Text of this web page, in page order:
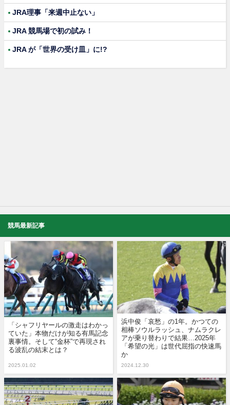
JRA理事「来週中止ない」
JRA 競馬場で初の試み！
JRA が「世界の受け皿」に!?
競馬最新記事
「シャフリヤールの激走はわかっ
ていた」本物だけが知る有馬記念
裏事情。そして“金杯”で再現され
る波乱の結末とは？
2025.01.02
浜中俊「哀愁」の1年。かつての
相棒ソウルラッシュ、ナムラクレ
アが乗り替わりで結果…2025年
「希望の光」は世代屈指の快速馬
か
2024.12.30